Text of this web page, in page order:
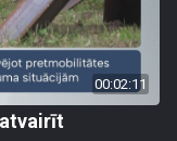
00:02:11